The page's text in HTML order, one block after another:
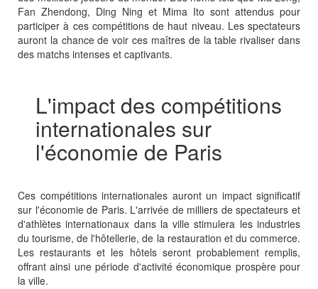
Fan Zhendong, Ding Ning et Mima Ito sont attendus pour
participer à ces compétitions de haut niveau. Les spectateurs
auront la chance de voir ces maîtres de la table rivaliser dans
des matchs intenses et captivants.
L'impact des compétitions
internationales sur
l'économie de Paris
Ces compétitions internationales auront un impact significatif
sur l'économie de Paris. L'arrivée de milliers de spectateurs et
d'athlètes internationaux dans la ville stimulera les industries
du tourisme, de l'hôtellerie, de la restauration et du commerce.
Les restaurants et les hôtels seront probablement remplis,
offrant ainsi une période d'activité économique prospère pour
la ville.